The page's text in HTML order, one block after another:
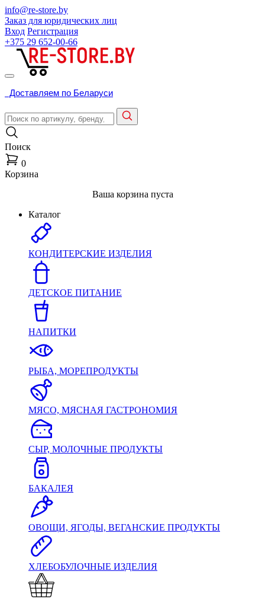
info@re-store.by
Заказ для юридических лиц
Вход Регистрация
+375 29 652-00-66
Доставляем по Беларуси
Поиск
0
Корзина
Ваша корзина пуста
Каталог
КОНДИТЕРСКИЕ ИЗДЕЛИЯ
ДЕТСКОЕ ПИТАНИЕ
НАПИТКИ
РЫБА, МОРЕПРОДУКТЫ
МЯСО, МЯСНАЯ ГАСТРОНОМИЯ
СЫР, МОЛОЧНЫЕ ПРОДУКТЫ
БАКАЛЕЯ
ОВОЩИ, ЯГОДЫ, ВЕГАНСКИЕ ПРОДУКТЫ
ХЛЕБОБУЛОЧНЫЕ ИЗДЕЛИЯ